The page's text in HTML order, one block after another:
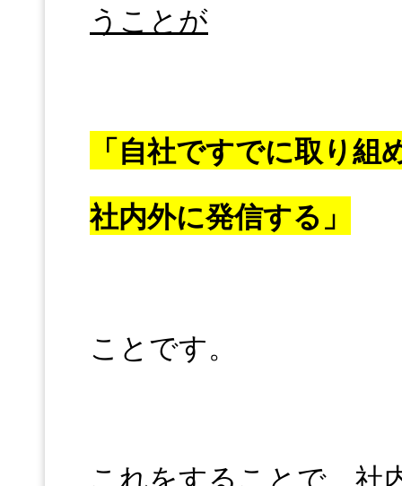
うことが
「自社ですでに取り
社内外に発信する」
ことです。
これをすることで、社